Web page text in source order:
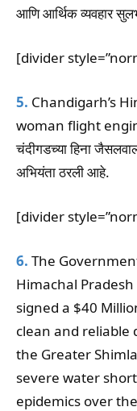
आणि आर्थिक व्यवहार
[divider
5. Chandigarh’s
woman flight
चंदीगडच्या हिना
अभियंता ठरली आहे.
[divider
6. The
Himachal
signed a $40
clean and reliable
the Greater
severe water
epidemics over